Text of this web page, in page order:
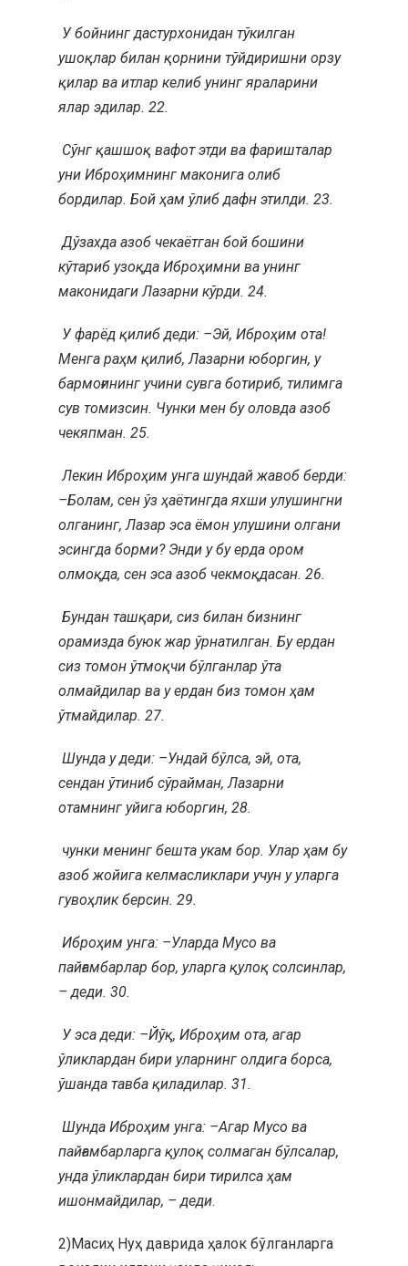
У бойнинг дастурхонидан тўкилган
ушоқлар билан қорнини тўйдиришни орзу
қилар ва итлар келиб унинг яраларини
ялар эдилар. 22.
Сўнг қашшоқ вафот этди ва фаришталар
уни Иброҳимнинг маконига олиб
бордилар. Бой ҳам ўлиб дафн этилди. 23.
Дўзахда азоб чекаётган бой бошини
кўтариб узоқда Иброҳимни ва унинг
маконидаги Лазарни кўрди. 24.
У фарёд қилиб деди: –Эй, Иброҳим ота!
Менга раҳм қилиб, Лазарни юборгин, у
бармоғининг учини сувга ботириб, тилимга
сув томизсин. Чунки мен бу оловда азоб
чекяпман. 25.
Лекин Иброҳим унга шундай жавоб берди:
–Болам, сен ўз ҳаётингда яхши улушингни
олганинг, Лазар эса ёмон улушини олгани
эсингда борми? Энди у бу ерда ором
олмоқда, сен эса азоб чекмоқдасан. 26.
Бундан ташқари, сиз билан бизнинг
орамизда буюк жар ўрнатилган. Бу ердан
сиз томон ўтмоқчи бўлганлар ўта
олмайдилар ва у ердан биз томон ҳам
ўтмайдилар. 27.
Шунда у деди: –Ундай бўлса, эй, ота,
сендан ўтиниб сўрайман, Лазарни
отамнинг уйига юборгин, 28.
чунки менинг бешта укам бор. Улар ҳам бу
азоб жойига келмасликлари учун у уларга
гувоҳлик берсин. 29.
Иброҳим унга: –Уларда Мусо ва
пайғамбарлар бор, уларга қулоқ солсинлар,
– деди. 30.
У эса деди: –Йўқ, Иброҳим ота, агар
ўликлардан бири уларнинг олдига борса,
ўшанда тавба қиладилар. 31.
Шунда Иброҳим унга: –Агар Мусо ва
пайғамбарларга қулоқ солмаган бўлсалар,
унда ўликлардан бири тирилса ҳам
ишонмайдилар, – деди.
2)Масиҳ Нуҳ даврида ҳалок бўлганларга